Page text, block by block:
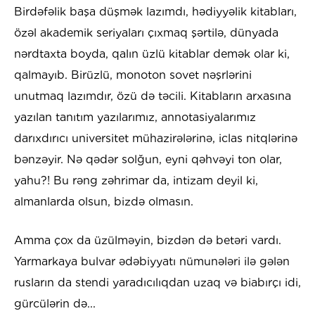
Birdəfəlik başa düşmək lazımdı, hədiyyəlik kitabları,
özəl akademik seriyaları çıxmaq şərtilə, dünyada
nərdtaxta boyda, qalın üzlü kitablar demək olar ki,
qalmayıb. Birüzlü, monoton sovet nəşrlərini
unutmaq lazımdır, özü də təcili. Kitabların arxasına
yazılan tanıtım yazılarımız, annotasiyalarımız
darıxdırıcı universitet mühazirələrinə, iclas nitqlərinə
bənzəyir. Nə qədər solğun, eyni qəhvəyi ton olar,
yahu?! Bu rəng zəhrimar da, intizam deyil ki,
almanlarda olsun, bizdə olmasın.
Amma çox da üzülməyin, bizdən də betəri vardı.
Yarmarkaya bulvar ədəbiyyatı nümunələri ilə gələn
rusların da stendi yaradıcılıqdan uzaq və biabırçı idi,
gürcülərin də...